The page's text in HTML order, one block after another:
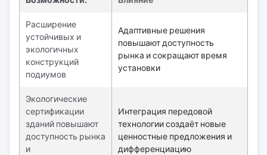
Расширение
устойчивых и
экологичных
конструкций
подиумов
Адаптивные решения
повышают доступность
рынка и сокращают время
установки
Экологические
сертификации
зданий повышают
доступность рынка
и
Интеграция передовой
технологии создаёт новые
ценностные предложения и
дифференциацию